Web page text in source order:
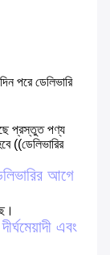
পরে ডেলিভারি
প্রস্তুত পণ্য
((ডেলিভারির
আগে
এবং